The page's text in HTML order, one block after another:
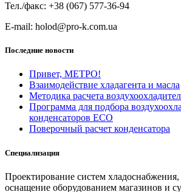
Тел./факс: +38 (067) 577-36-94
E-mail: holod@pro-k.com.ua
Последние новости
Привет, МЕТРО!
Взаимодействие хладагента и масла
Методика расчета
Программа для подбора
конденсаторов ECO
Поверочный расчет конденсатора
Специализация
Проектирование систем
оснащение оборудованием магазинов и